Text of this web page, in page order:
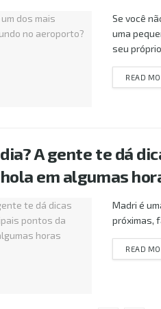
Se você
uma
seu
READ
A gente te dá
em algumas
Madri é
próximas,
READ